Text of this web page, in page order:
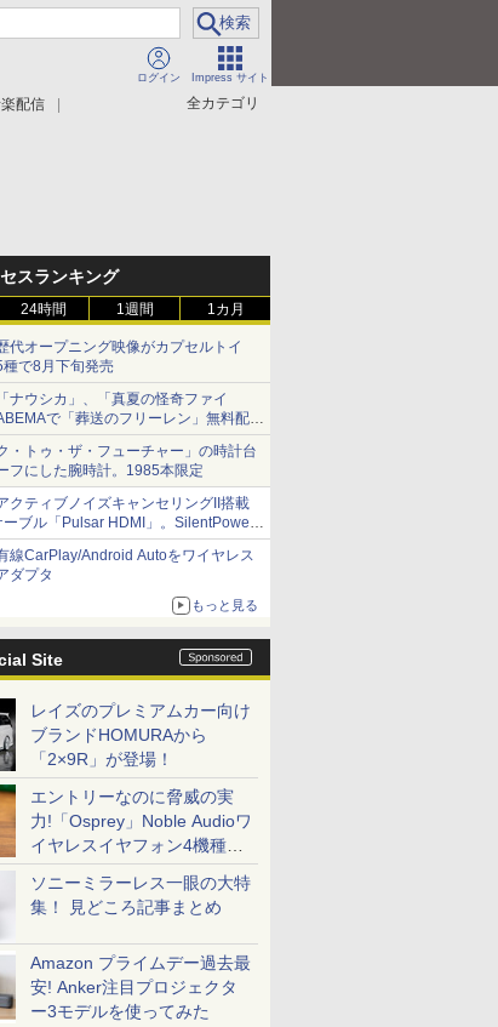
ログイン Impress サイト
全カテゴリ
配信
スランキング
24時間 1週間 1カ月
代オープニング映像がカプセルトイ
種で8月下旬発売
ナウシカ」、「真夏の怪奇ファイ
で「葬送のフリーレン」無料配信
の特番・配信情報
・トゥ・ザ・フューチャー」の時計台
フにした腕時計。1985本限定
クティブノイズキャンセリングII搭載
ーブル「Pulsar HDMI」。SilentPower
線CarPlay/Android Autoをワイヤレス
ダプタ
もっと見る
Site
レイズのプレミアムカー向け
ブランドHOMURAから
「2×9R」が登場！
エントリーなのに脅威の実
力!「Osprey」Noble Audioワ
イヤレスイヤフォン4機種を
一気に聴く
ソニーミラーレス一眼の大特
集！ 見どころ記事まとめ
Amazon プライムデー過去最
安! Anker注目プロジェクタ
ー3モデルを使ってみた